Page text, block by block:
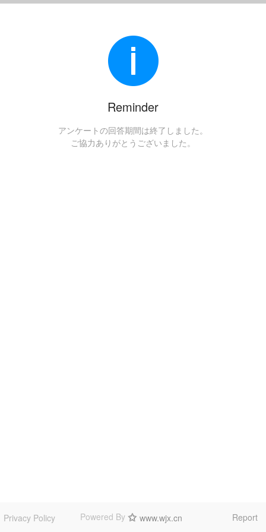
Reminder
アンケートの回答期間は終了しました。
ご協力ありがとうございました。
Privacy Policy Powered By  www.wjx.cn Report